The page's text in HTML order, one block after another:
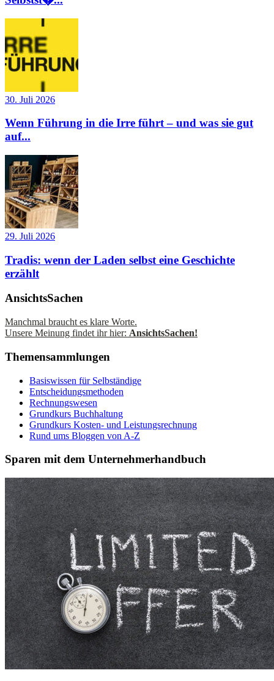
30. Juli 2026
Wenn Führung in die Irre führt – und was sie gut
auf...
29. Juli 2026
Tradis: wenn der Laden selbst eine Geschichte
erzählt
AnsichtsSachen
Manchmal braucht es klare Worte.
Unsere Meinung findet ihr hier: AnsichtsSachen!
Themensammlungen
Basiswissen für Selbständige
Entscheidungsmethoden
Rechnungswesen
Grundkurs Buchhaltung
Grundkurs Kosten- und Leistungsrechnung
Rund ums Bloggen von A-Z
Sparen mit dem Unternehmerhandbuch